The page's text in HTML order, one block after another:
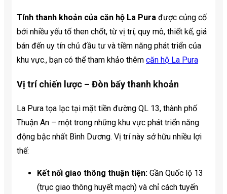
Tính thanh khoản của căn hộ La Pura được củng cố
bởi nhiều yếu tố then chốt, từ vị trí, quy mô, thiết kế, giá
bán đến uy tín chủ đầu tư và tiềm năng phát triển của
khu vực., bạn có thể tham khảo thêm căn hộ La Pura
Vị trí chiến lược – Đòn bẩy thanh khoản
La Pura tọa lạc tại mặt tiền đường QL 13, thành phố
Thuận An – một trong những khu vực phát triển năng
động bậc nhất Bình Dương. Vị trí này sở hữu nhiều lợi
thế:
Kết nối giao thông thuận tiện: Gần Quốc lộ 13
(trục giao thông huyết mạch) và chỉ cách tuyến